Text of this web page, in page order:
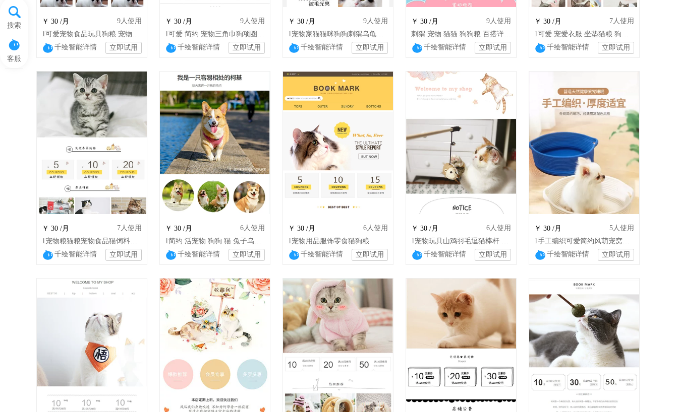
搜索
客服
￥ 30 /月 9人使用
1可爱宠物食品玩具狗粮 宠物服饰玩具猫粮（hm）
千绘智能详情
立即试用
￥ 30 /月 9人使用
1可爱 简约 宠物三角巾狗项圈猫咪口水巾
千绘智能详情
立即试用
￥ 30 /月 9人使用
1宠物家猫猫咪狗狗刺猬乌龟鸟蜘蛛蓝猫通用
千绘智能详情
立即试用
￥ 30 /月 9人使用
刺猬 宠物 猫猫 狗狗粮 百搭详情模板
千绘智能详情
立即试用
￥ 30 /月 7人使用
1可爱 宠爱衣服 坐垫猫粮 狗粮 玩具
千绘智能详情
立即试用
￥ 30 /月 7人使用
1宠物粮猫粮宠物食品猫饲料零食猫咪主粮猫
千绘智能详情
立即试用
￥ 30 /月 6人使用
1简约 活宠物 狗狗 猫 兔子乌龟通用模板HM
千绘智能详情
立即试用
￥ 30 /月 6人使用
1宠物用品服饰零食猫狗粮
千绘智能详情
立即试用
￥ 30 /月 6人使用
1宠物玩具山鸡羽毛逗猫棒杆 一整套的猫咪
千绘智能详情
立即试用
￥ 30 /月 5人使用
1手工编织可爱简约风萌宠窝萌宠用品 wsj
千绘智能详情
立即试用